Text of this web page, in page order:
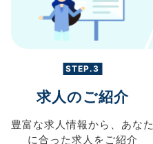
STEP.3
求人のご紹介
豊富な求人情報から、 あなた
に合った求人を ご紹介